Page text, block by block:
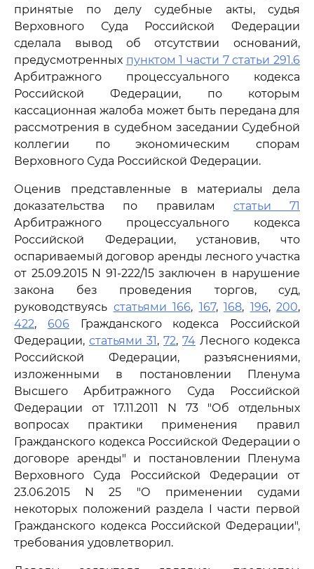
принятые по делу судебные акты, судья
Верховного Суда Российской Федерации
сделала вывод об отсутствии оснований,
предусмотренных пунктом 1 части 7 статьи 291.6
Арбитражного процессуального кодекса
Российской Федерации, по которым
кассационная жалоба может быть передана для
рассмотрения в судебном заседании Судебной
коллегии по экономическим спорам
Верховного Суда Российской Федерации.
Оценив представленные в материалы дела
доказательства по правилам статьи 71
Арбитражного процессуального кодекса
Российской Федерации, установив, что
оспариваемый договор аренды лесного участка
от 25.09.2015 N 91-222/15 заключен в нарушение
закона без проведения торгов, суд,
руководствуясь статьями 166, 167, 168, 196, 200,
422, 606Гражданского кодекса Российской
Федерации, статьями 31, 72, 74 Лесного кодекса
Российской Федерации, разъяснениями,
изложенными в постановлении Пленума
Высшего Арбитражного Суда Российской
Федерации от 17.11.2011 N 73 "Об отдельных
вопросах практики применения правил
Гражданского кодекса Российской Федерации о
договоре аренды" и постановлении Пленума
Верховного Суда Российской Федерации от
23.06.2015 N 25 "О применении судами
некоторых положений раздела I части первой
Гражданского кодекса Российской Федерации",
требования удовлетворил.